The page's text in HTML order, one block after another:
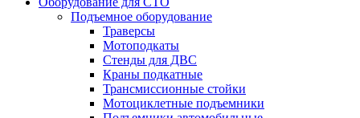
Подъемное оборудование
Траверсы
Мотоподкаты
Стенды для ДВС
Краны подкатные
Трансмиссионные стойки
Мотоциклетные подъемники